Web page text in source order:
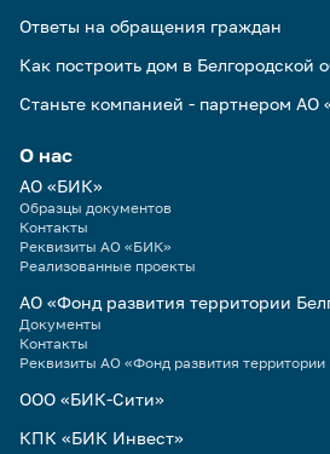
Ответы на обращения граждан
Как построить дом в Белгородской
Станьте компанией - партнером АО
О нас
АО «БИК»
Образцы документов
Контакты
Реквизиты АО «БИК»
Реализованные проекты
АО «Фонд развития территории
Документы
Контакты
Реквизиты АО «Фонд развития
ООО «БИК-Сити»
КПК «БИК Инвест»